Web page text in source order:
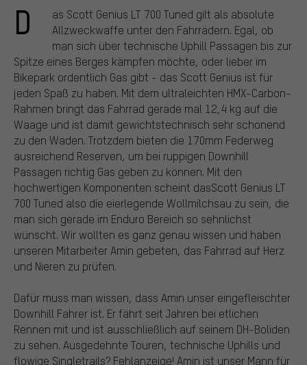
D
as Scott Genius LT 700 Tuned gilt als absolute
Allzweckwaffe unter den Fahrrädern. Egal, ob
man sich über technische Uphill Passagen bis zur
Spitze eines Berges kämpfen möchte, oder lieber im
Bikepark ordentlich Gas gibt - das Scott Genius ist für
jeden Spaß zu haben. Mit dem ultraleichten HMX-Carbon-
Rahmen bringt das Fahrrad gerade mal 12,4 kg auf die
Waage und ist damit gewichtstechnisch sehr schonend
zu den Waden. Trotzdem bieten die 170mm Federweg
ausreichend Reserven, um bei ruppigen Downhill
Passagen richtig Gas geben zu können. Mit den
hochwertigen Komponenten scheint dasScott Genius LT
700 Tuned also die eierlegende Wollmilchsau zu sein, die
man sich gerade im Enduro Bereich so sehnlichst
wünscht. Wir wollten es ganz genau wissen und haben
unseren Mitarbeiter Amin gebeten, das Fahrrad auf Herz
und Nieren zu prüfen.
Dafür muss man wissen, dass Amin unser eingefleischter
Downhill Fahrer ist. Er fährt seit Jahren bei etlichen
Rennen mit und ist ausschließlich auf seinem DH-Boliden
zu sehen. Ausgedehnte Touren, technische Uphills und
flowige Singletrails? Fehlanzeige! Amin ist unser Mann für